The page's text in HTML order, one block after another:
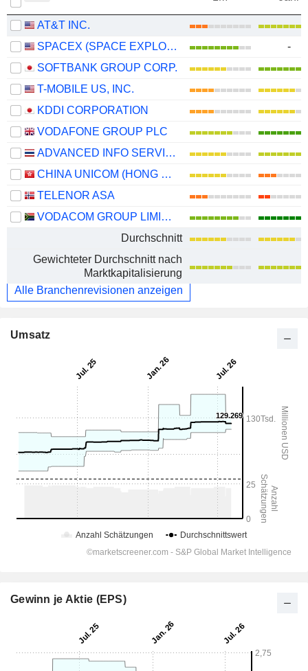
AT&T INC.
SPACEX (SPACE EXPLORATION TECHNOLOGIES)
-
SOFTBANK GROUP CORP.
T-MOBILE US, INC.
KDDI CORPORATION
VODAFONE GROUP PLC
ADVANCED INFO SERVICE
CHINA UNICOM (HONG KONG) LIMITED
TELENOR ASA
VODACOM GROUP LIMITED
Durchschnitt
Gewichteter Durchschnitt nach
Marktkapitalisierung
Alle Branchenrevisionen anzeigen
Umsatz
Gewinn je Aktie (EPS)